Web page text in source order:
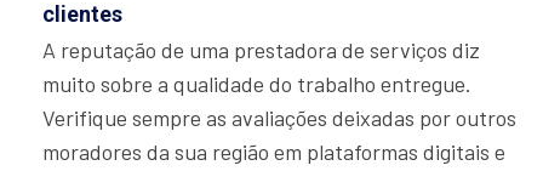
clientes
A reputação de uma prestadora de serviços diz
muito sobre a qualidade do trabalho entregue.
Verifique sempre as avaliações deixadas por outros
moradores da sua região em plataformas digitais e